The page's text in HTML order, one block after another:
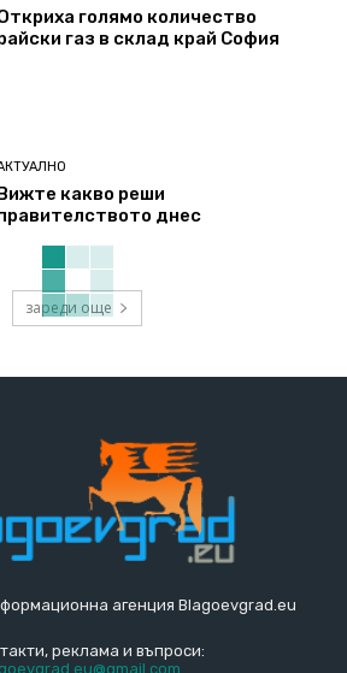
голямо количество
газ в склад край София
какво реши
днес
зареди още
агенция Blagoevgrad.eu
реклама и въпроси: